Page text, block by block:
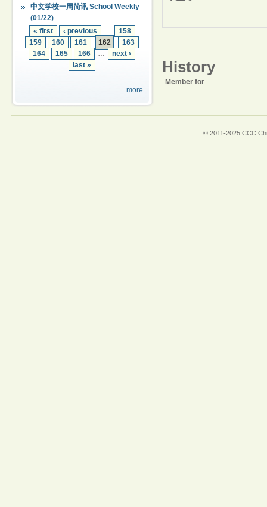
中文学校一周简讯 School Weekly
(01/22)
« first
‹ previous …
158
159
160 161 162
163
164
165 166 …
next ›
last »
more
History
Member for
© 2011-2025 CCC